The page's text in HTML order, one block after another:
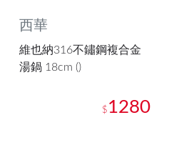
西華
維也納316不鏽鋼複合金
湯鍋 18cm ()
$ 1280